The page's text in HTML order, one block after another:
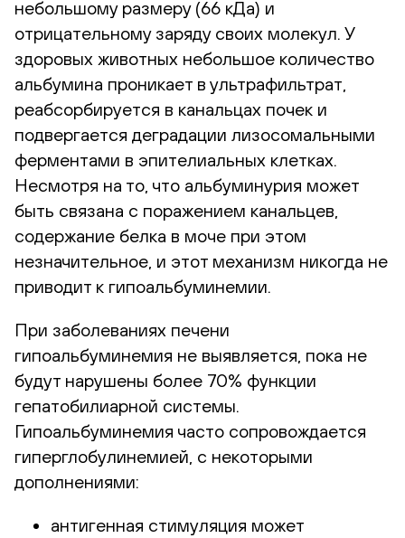
небольшому размеру (66 кДа) и
отрицательному заряду своих молекул. У
здоровых животных небольшое количество
альбумина проникает в ультрафильтрат,
реабсорбируется в канальцах почек и
подвергается деградации лизосомальными
ферментами в эпителиальных клетках.
Несмотря на то, что альбуминурия может
быть связана с поражением канальцев,
содержание белка в моче при этом
незначительное, и этот механизм никогда не
приводит к гипоальбуминемии.
При заболеваниях печени
гипоальбуминемия не выявляется, пока не
будут нарушены более 70% функции
гепатобилиарной системы.
Гипоальбуминемия часто сопровождается
гиперглобулинемией, с некоторыми
дополнениями:
антигенная стимуляция может